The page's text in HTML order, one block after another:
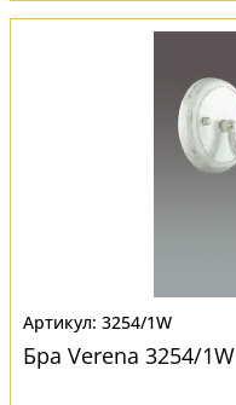
3254/1W
Бра Verena 3254/1W